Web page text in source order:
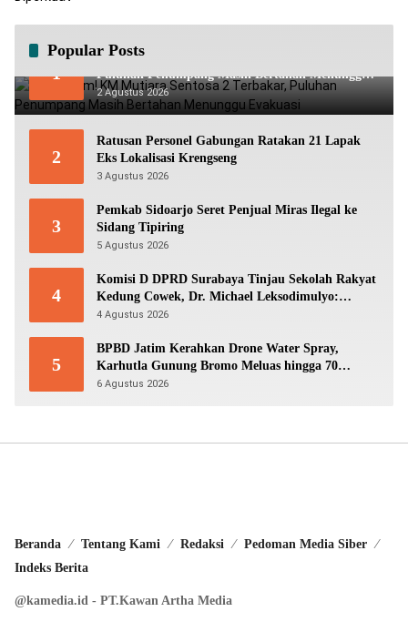
Popular Posts
1
Mencekam! KM Mutiara Sentosa 2 Terbakar,
Puluhan Penumpang Masih Bertahan Menunggu
Evakuasi
2 Agustus 2026
2
Ratusan Personel Gabungan Ratakan 21 Lapak
Eks Lokalisasi Krengseng
3 Agustus 2026
3
Pemkab Sidoarjo Seret Penjual Miras Ilegal ke
Sidang Tipiring
5 Agustus 2026
4
Komisi D DPRD Surabaya Tinjau Sekolah Rakyat
Kedung Cowek, Dr. Michael Leksodimulyo:
“Membangun Karakter untuk Memutus Rantai
4 Agustus 2026
5
BPBD Jatim Kerahkan Drone Water Spray,
Karhutla Gunung Bromo Meluas hingga 70
Hektare
6 Agustus 2026
Beranda Tentang Kami Redaksi
Pedoman Media Siber
Indeks Berita
@kamedia.id - PT.Kawan Artha Media